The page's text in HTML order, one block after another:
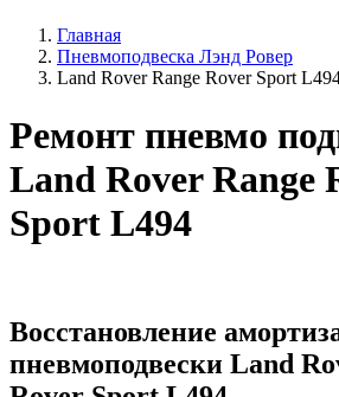
Главная
Пневмоподвеска Лэнд Ровер
Land Rover Range Rover Sport
Ремонт пневмо
Land Rover Range
Sport L494
Восстановление
пневмоподвески Land